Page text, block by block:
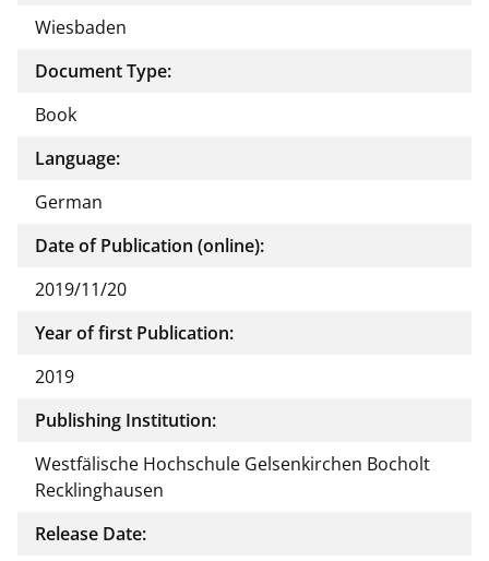
Wiesbaden
Document Type:
Book
Language:
German
Date of Publication (online):
2019/11/20
Year of first Publication:
2019
Publishing Institution:
Westfälische Hochschule Gelsenkirchen Bocholt
Recklinghausen
Release Date: